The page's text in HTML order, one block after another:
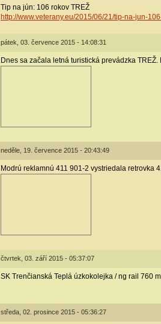
Tip na jún: 106 rokov TREŽ
http://www.veterany.eu/2015/06/21/tip-na-jun-
pátek, 03. července 2015 - 14:08:31
Dnes sa začala letná turistická prevádzka
neděle, 19. července 2015 - 20:43:49
Modrú reklamnú 411 901-2 vystriedala retrovka
čtvrtek, 03. září 2015 - 05:37:07
SK Trenčianská Teplá úzkokolejka / ng rail 760
středa, 02. prosince 2015 - 05:36:27